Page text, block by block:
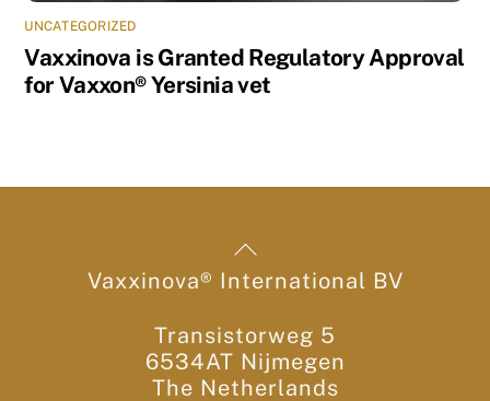
UNCATEGORIZED
Vaxxinova is Granted Regulatory Approval
for Vaxxon® Yersinia vet
Back
To
Top
Vaxxinova® International BV
Transistorweg 5
6534AT Nijmegen
The Netherlands